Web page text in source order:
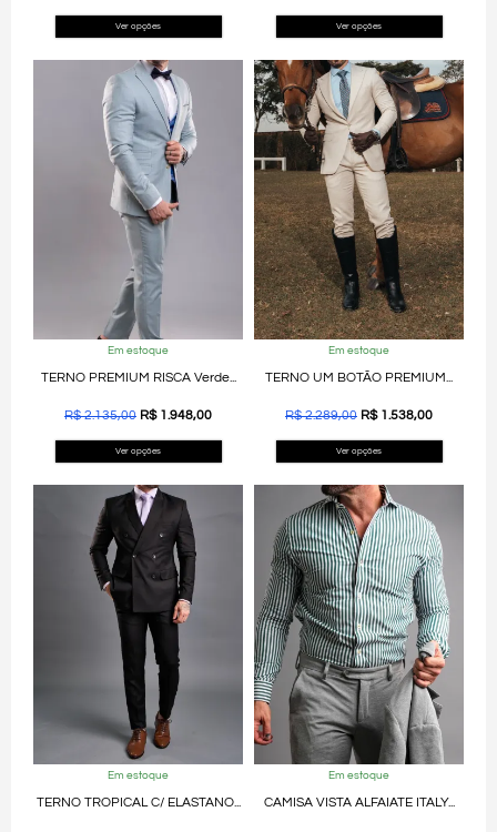
Ver opções Ver opções
Em estoque
TERNO PREMIUM RISCA Verde...
R$2.135,00 R$1.948,00
Ver opções
Em estoque
TERNO UM BOTÃO PREMIUM...
R$2.289,00 R$1.538,00
Ver opções
Em estoque
TERNO TROPICAL C/ ELASTANO...
Em estoque
CAMISA VISTA ALFAIATE ITALY...